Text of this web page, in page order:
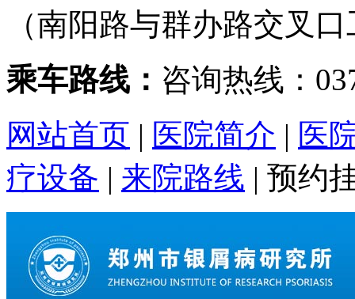
（南阳路与群办路交叉
乘车路线： 咨询热线：
网站首页 | 医院简介 | 医
疗设备 | 来院路线 | 预约